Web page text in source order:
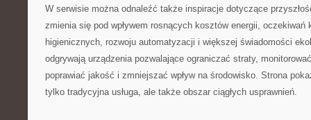
W serwisie można odnaleźć także inspiracje dotyczące
zmienia się pod wpływem rosnących kosztów energii, oczekiwań
higienicznych, rozwoju automatyzacji i większej świadomości
odgrywają urządzenia pozwalające ograniczać straty,
poprawiać jakość i zmniejszać wpływ na środowisko. Strona
tylko tradycyjna usługa, ale także obszar ciągłych usprawnień.